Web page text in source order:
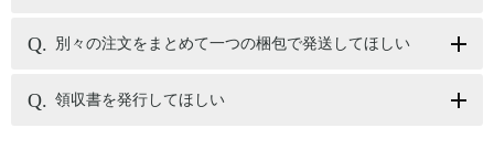
別々の注文をまとめて一つの梱包で発送してほしい
領収書を発行してほしい